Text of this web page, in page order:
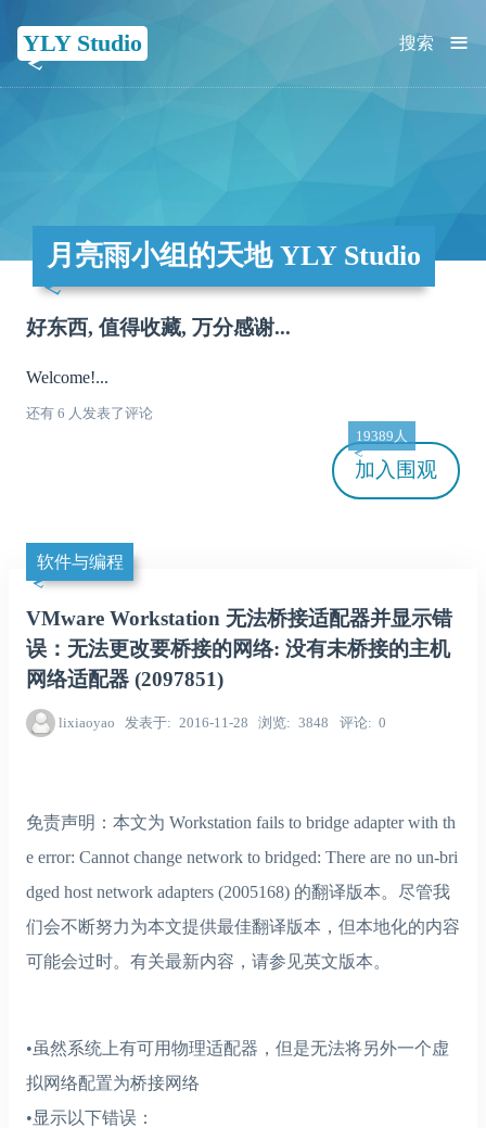
YLY Studio ≡
搜索
月亮雨小组的天地 YLY Studio
好东西, 值得收藏, 万分感谢...
Welcome!...
还有 6 人发表了评论
加入
19389人
围观
软件与编程
VMware Workstation 无法桥接适配器并显示错
误：无法更改要桥接的网络: 没有未桥接的主机
网络适配器 (2097851)
lixiaoyao 发表于 2016-11-28 浏览 3848 评论 0
免责声明：本文为 Workstation fails to bridge adapter with th
e error: Cannot change network to bridged: There are no un-bri
dged host network adapters (2005168) 的翻译版本。尽管我
们会不断努力为本文提供最佳翻译版本，但本地化的内容
可能会过时。有关最新内容，请参见英文版本。
•虽然系统上有可用物理适配器，但是无法将另外一个虚
拟网络配置为桥接网络
•显示以下错误：